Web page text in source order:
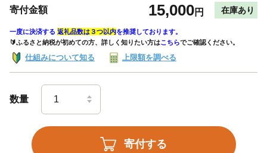
寄付金額 15,000円 在庫あり
一度に決済する 返礼品数は３つ以内を推奨しております。
🔰ふるさと納税が初めての方、詳しく知りたい方はこちらでご確認ください。
仕組みについて知る 上限額を調べる
数量
寄付する